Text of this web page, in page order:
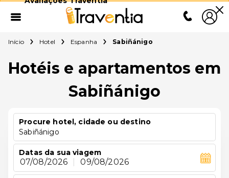
Início Hotel Espanha Sabiñánigo
Hotéis e apartamentos em
Sabiñánigo
Procure hotel, cidade ou destino
Sabiñánigo
Datas da sua viagem
07/08/2026 09/08/2026